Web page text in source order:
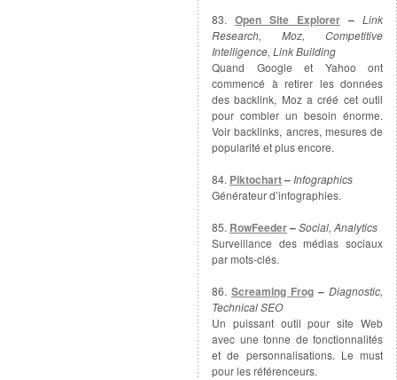
83. Open Site Explorer – Link
Research, Moz, Competitive
Intelligence, Link Building
Quand Google et Yahoo ont
commencé à retirer les données
des backlink, Moz a créé cet outil
pour combler un besoin énorme.
Voir backlinks, ancres, mesures de
popularité et plus encore.
84. Piktochart–Infographics
Générateur d’infographies.
85. RowFeeder–Social, Analytics
Surveillance des médias sociaux
par mots-clés.
86. Screaming Frog – Diagnostic,
Technical SEO
Un puissant outil pour site Web
avec une tonne de fonctionnalités
et de personnalisations. Le must
pour les référenceurs.